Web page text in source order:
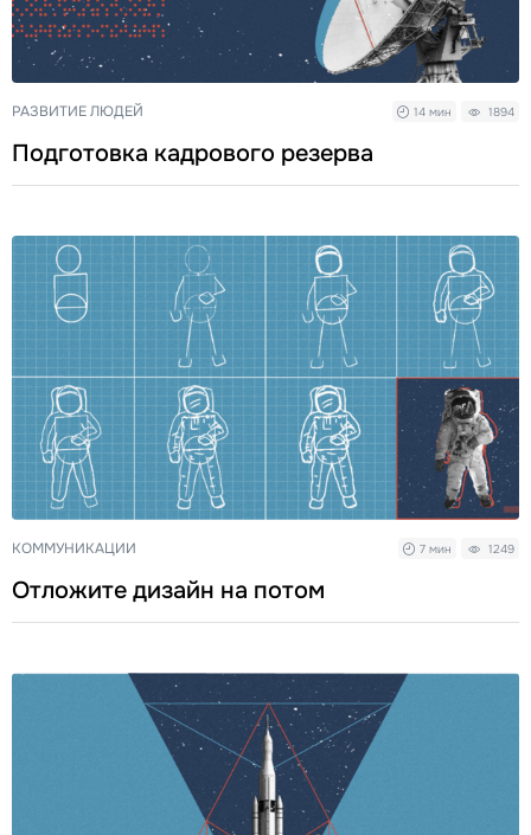
РАЗВИТИЕ ЛЮДЕЙ 14 мин 1894
Подготовка кадрового резерва
КОММУНИКАЦИИ 7 мин 1249
Отложите дизайн на потом